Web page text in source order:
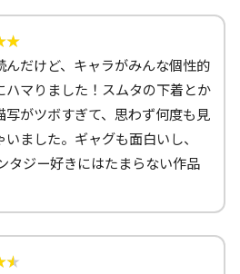
んだけど、キャラがみんな個性的
ハマりました！スムタの下着とか
写がツボすぎて、思わず何度も見
いました。ギャグも面白いし、
タジー好きにはたまらない作品